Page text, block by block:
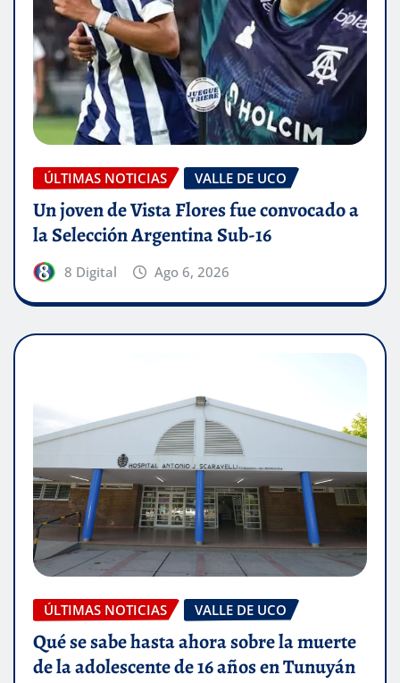
ÚLTIMAS NOTICIAS VALLE DE UCO
Un joven de Vista Flores fue convocado a
la Selección Argentina Sub-16
8 Digital Ago 6, 2026
ÚLTIMAS NOTICIAS VALLE DE UCO
Qué se sabe hasta ahora sobre la muerte
de la adolescente de 16 años en Tunuyán